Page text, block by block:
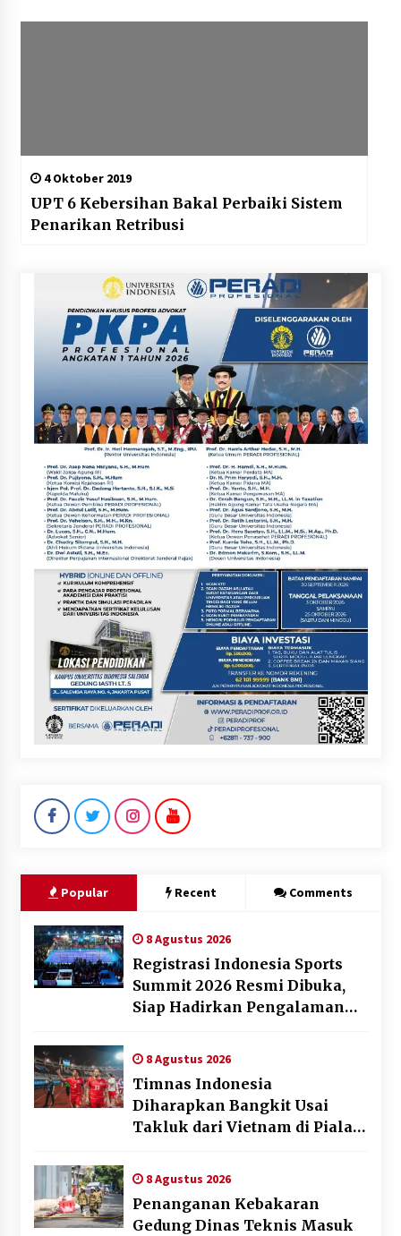
4 Oktober 2019
UPT 6 Kebersihan Bakal Perbaiki Sistem
Penarikan Retribusi
Popular Recent Comments
8 Agustus 2026
Registrasi Indonesia Sports
Summit 2026 Resmi Dibuka,
Siap Hadirkan Pengalaman
8 Agustus 2026
Timnas Indonesia
Diharapkan Bangkit Usai
Takluk dari Vietnam di Piala
8 Agustus 2026
Penanganan Kebakaran
Gedung Dinas Teknis Masuk